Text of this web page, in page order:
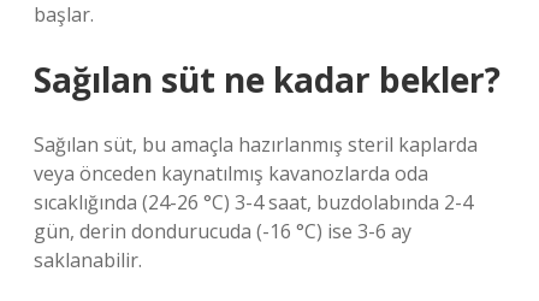
başlar.
Sağılan süt ne kadar bekler?
Sağılan süt, bu amaçla hazırlanmış steril kaplarda
veya önceden kaynatılmış kavanozlarda oda
sıcaklığında (24-26 °C) 3-4 saat, buzdolabında 2-4
gün, derin dondurucuda (-16 °C) ise 3-6 ay
saklanabilir.